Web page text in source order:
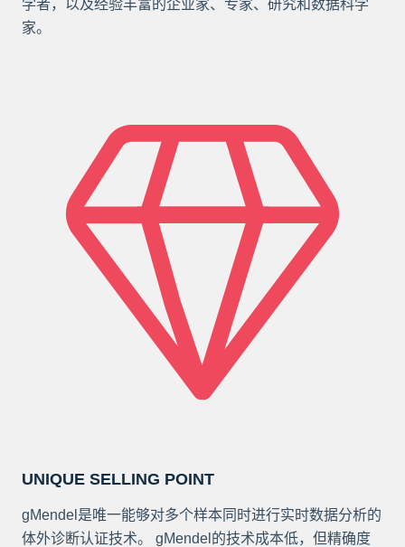
学者，以及经验丰富的企业家、专家、研究和数据科学
家。
UNIQUE SELLING POINT
gMendel是唯一能够对多个样本同时进行实时数据分析的
体外诊断认证技术。 gMendel的技术成本低，但精确度